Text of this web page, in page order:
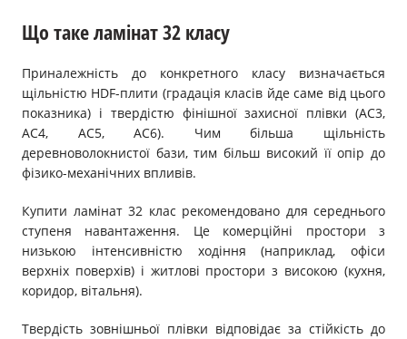
Що таке ламінат 32 класу
Приналежність до конкретного класу визначається
щільністю HDF-плити (градація класів йде саме від цього
показника) і твердістю фінішної захисної плівки (АС3,
AC4, АС5, AC6). Чим більша щільність
деревноволокнистої бази, тим більш високий її опір до
фізико-механічних впливів.
Купити ламінат 32 клас рекомендовано для середнього
ступеня навантаження. Це комерційні простори з
низькою інтенсивністю ходіння (наприклад, офіси
верхніх поверхів) і житлові простори з високою (кухня,
коридор, вітальня).
Твердість зовнішньої плівки відповідає за стійкість до